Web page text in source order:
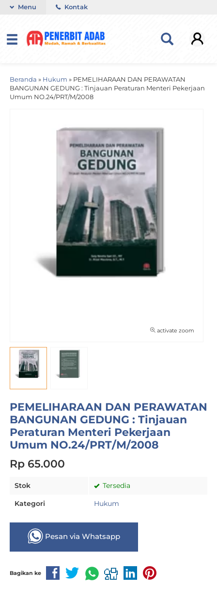
Menu Kontak
Beranda » Hukum » PEMELIHARAAN DAN PERAWATAN
BANGUNAN GEDUNG : Tinjauan Peraturan Menteri Pekerjaan
Umum NO.24/PRT/M/2008
activate zoom
PEMELIHARAAN DAN PERAWATAN
BANGUNAN GEDUNG : Tinjauan
Peraturan Menteri Pekerjaan
Umum NO.24/PRT/M/2008
Rp 65.000
Stok Tersedia
Kategori Hukum
Pesan via Whatsapp
Bagikan ke